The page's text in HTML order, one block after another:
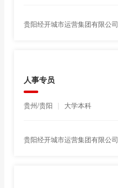
贵阳经开城市运营集团有限公司
人事专员
贵州/贵阳 | 大学本科
贵阳经开城市运营集团有限公司